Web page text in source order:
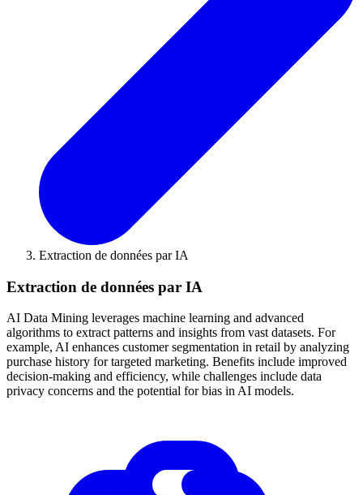
Extraction de données par IA
Extraction de données par IA
AI Data Mining leverages machine learning and advanced
algorithms to extract patterns and insights from vast datasets. For
example, AI enhances customer segmentation in retail by analyzing
purchase history for targeted marketing. Benefits include improved
decision-making and efficiency, while challenges include data
privacy concerns and the potential for bias in AI models.